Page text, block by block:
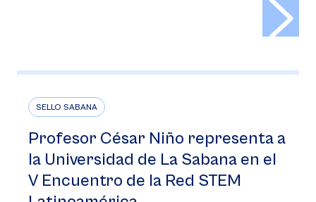
SELLO SABANA
Profesor César Niño representa a
la Universidad de La Sabana en el
V Encuentro de la Red STEM